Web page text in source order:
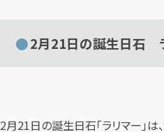
2月21日の誕生日石
2月21日の誕生日石「ラリマー」